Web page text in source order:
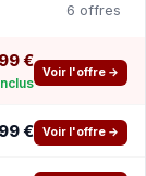
6 offres
€
Voir l'offre →
€ Voir l'offre →